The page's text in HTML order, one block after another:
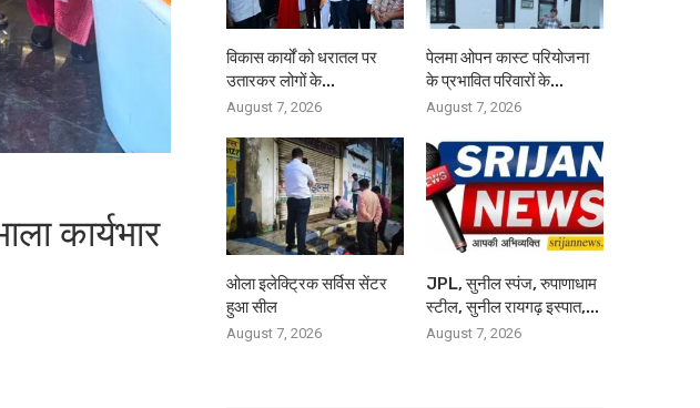
कार्यभार
विकास कार्यों को धरातल पर
उतारकर लोगों के...
August 7, 2026
पेलमा ओपन कास्ट परियोजना
के प्रभावित परिवारों के...
August 7, 2026
ओला इलेक्ट्रिक सर्विस सेंटर
हुआ सील
August 7, 2026
JPL, सुनील स्पंज, रुपाणाधाम
स्टील, सुनील रायगढ़ इस्पात,...
August 7, 2026